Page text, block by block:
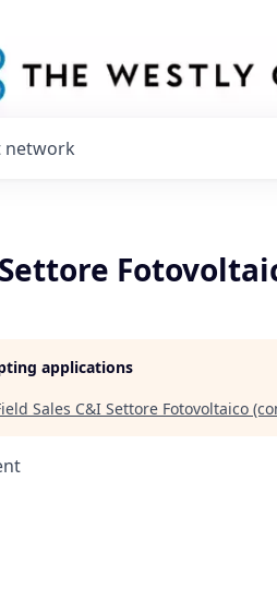
network
applications
Sales C&I Settore Fotovoltaico